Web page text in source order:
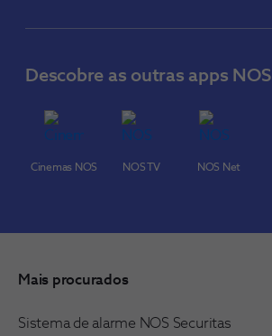
Descobre as outras apps NOS
Cinemas NOS NOS TV NOS Net
Mais procurados
Sistema de alarme NOS Securitas